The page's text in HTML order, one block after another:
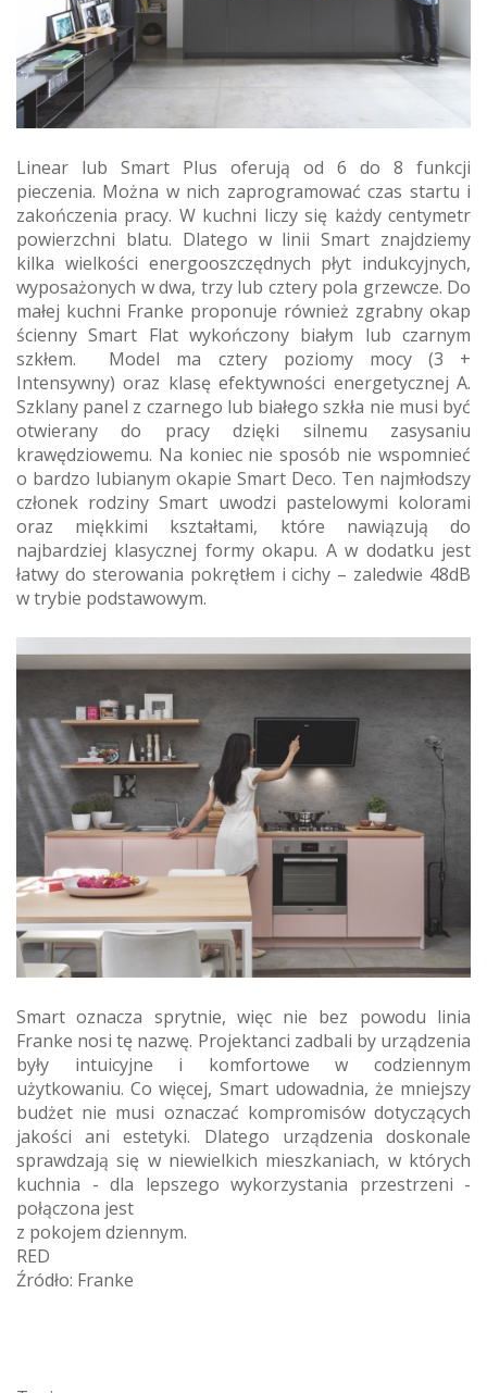
Linear lub Smart Plus oferują od 6 do 8 funkcji
pieczenia. Można w nich zaprogramować czas startu i
zakończenia pracy. W kuchni liczy się każdy centymetr
powierzchni blatu. Dlatego w linii Smart znajdziemy
kilka wielkości energooszczędnych płyt indukcyjnych,
wyposażonych w dwa, trzy lub cztery pola grzewcze. Do
małej kuchni Franke proponuje również zgrabny okap
ścienny Smart Flat wykończony białym lub czarnym
szkłem. Model ma cztery poziomy mocy (3 +
Intensywny) oraz klasę efektywności energetycznej A.
Szklany panel z czarnego lub białego szkła nie musi być
otwierany do pracy dzięki silnemu zasysaniu
krawędziowemu. Na koniec nie sposób nie wspomnieć
o bardzo lubianym okapie Smart Deco. Ten najmłodszy
członek rodziny Smart uwodzi pastelowymi kolorami
oraz miękkimi kształtami, które nawiązują do
najbardziej klasycznej formy okapu. A w dodatku jest
łatwy do sterowania pokrętłem i cichy – zaledwie 48dB
w trybie podstawowym.
Smart oznacza sprytnie, więc nie bez powodu linia
Franke nosi tę nazwę. Projektanci zadbali by urządzenia
były intuicyjne i komfortowe w codziennym
użytkowaniu. Co więcej, Smart udowadnia, że mniejszy
budżet nie musi oznaczać kompromisów dotyczących
jakości ani estetyki. Dlatego urządzenia doskonale
sprawdzają się w niewielkich mieszkaniach, w których
kuchnia - dla lepszego wykorzystania przestrzeni -
połączona jest
z pokojem dziennym.
RED
Źródło: Franke